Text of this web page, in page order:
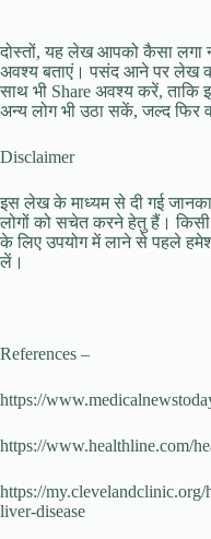
दोस्तों, यह लेख आपको कैसा लगा
अवश्य बताएं। पसंद आने पर लेख
साथ भी Share अवश्य करें, ताकि
अन्य लोग भी उठा सकें, जल्द
Disclaimer
इस लेख के माध्यम से दी गई
लोगों को सचेत करने हेतु हैं। किसी
के लिए उपयोग में लाने से पहले
लें।
References –
https://
https://www.healthline.com/
https://my.clevelandclinic.org/
liver-disease